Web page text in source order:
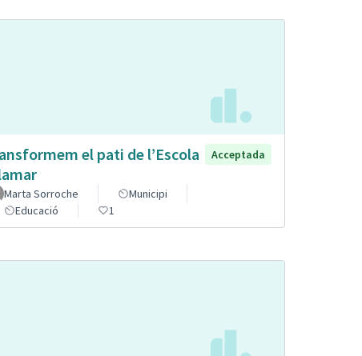
el pati de l’Escola
Acceptada
Marta Sorroche
Municipi
Educació
1